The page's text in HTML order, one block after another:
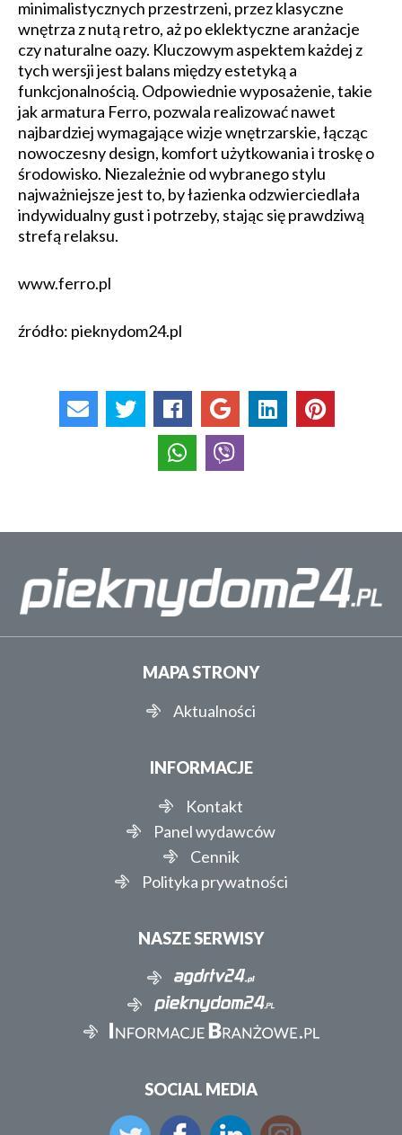
minimalistycznych przestrzeni, przez klasyczne
wnętrza z nutą retro, aż po eklektyczne aranżacje
czy naturalne oazy. Kluczowym aspektem każdej z
tych wersji jest balans między estetyką a
funkcjonalnością. Odpowiednie wyposażenie, takie
jak armatura Ferro, pozwala realizować nawet
najbardziej wymagające wizje wnętrzarskie, łącząc
nowoczesny design, komfort użytkowania i troskę o
środowisko. Niezależnie od wybranego stylu
najważniejsze jest to, by łazienka odzwierciedlała
indywidualny gust i potrzeby, stając się prawdziwą
strefą relaksu.
www.ferro.pl
źródło: pieknydom24.pl
MAPA STRONY
Aktualności
INFORMACJE
Kontakt
Panel wydawców
Cennik
Polityka prywatności
NASZE SERWISY
SOCIAL MEDIA